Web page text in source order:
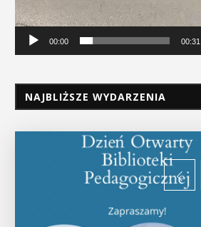
00:00 00:31
NAJBLIŻSZE WYDARZENIA